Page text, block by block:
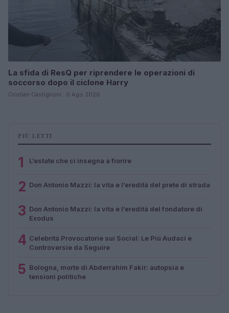
La sfida di ResQ per riprendere le operazioni di
soccorso dopo il ciclone Harry
Cristian Castiglioni · 6 Ago 2026
PIÙ LETTI
1 L’estate che ci insegna a fiorire
2 Don Antonio Mazzi: la vita e l’eredità del prete di strada
3 Don Antonio Mazzi: la vita e l’eredità del fondatore di
Exodus
4 Celebrità Provocatorie sui Social: Le Più Audaci e
Controversie da Seguire
5 Bologna, morte di Abderrahim Fakir: autopsia e
tensioni politiche